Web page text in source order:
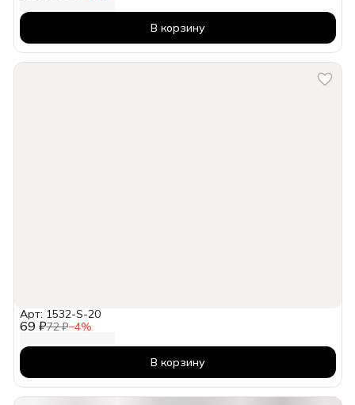
В корзину
69 ₽72 ₽−4%
Арт: 1532-S-20
В корзину